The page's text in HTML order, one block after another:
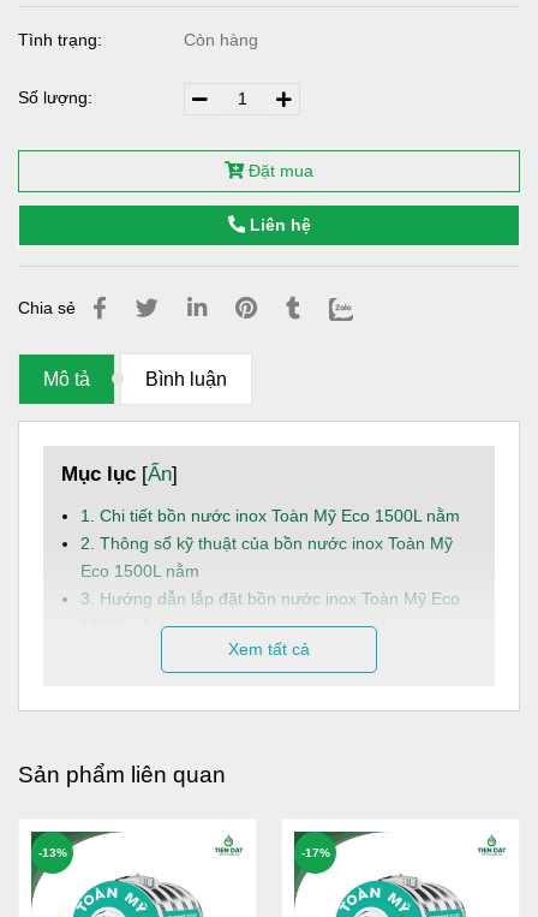
Tình trạng: Còn hàng
Số lượng:
Đặt mua
Liên hệ
Chia sẻ
Mô tả Bình luận
Mục lục [Ẩn]
1. Chi tiết bồn nước inox Toàn Mỹ Eco 1500L nằm
2. Thông số kỹ thuật của bồn nước inox Toàn Mỹ
Eco 1500L nằm
3. Hướng dẫn lắp đặt bồn nước inox Toàn Mỹ Eco
1500L nằm
4. Dịch vụ và hậu mãi
Bồn nước Toàn Mỹinox Eco 1500L nằm là giải pháp trữ
đình mong muốn sử dụng nước sinh hoạt ổn định mỗi ngày
Dung tích:
1500L, đáp ứng hiệu quả nhu cầu sử
dụng nước hằng ngày trong mọi điều kiện sinh hoạt
của gia đình từ 4 - 6 người.
Xem tất cả
Sản phẩm liên quan
-13% -17%